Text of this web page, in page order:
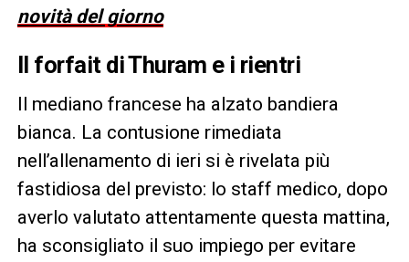
novità del giorno
Il forfait di Thuram e i rientri
Il mediano francese ha alzato bandiera
bianca. La contusione rimediata
nell’allenamento di ieri si è rivelata più
fastidiosa del previsto: lo staff medico, dopo
averlo valutato attentamente questa mattina,
ha sconsigliato il suo impiego per evitare